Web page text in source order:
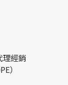
理經銷
）